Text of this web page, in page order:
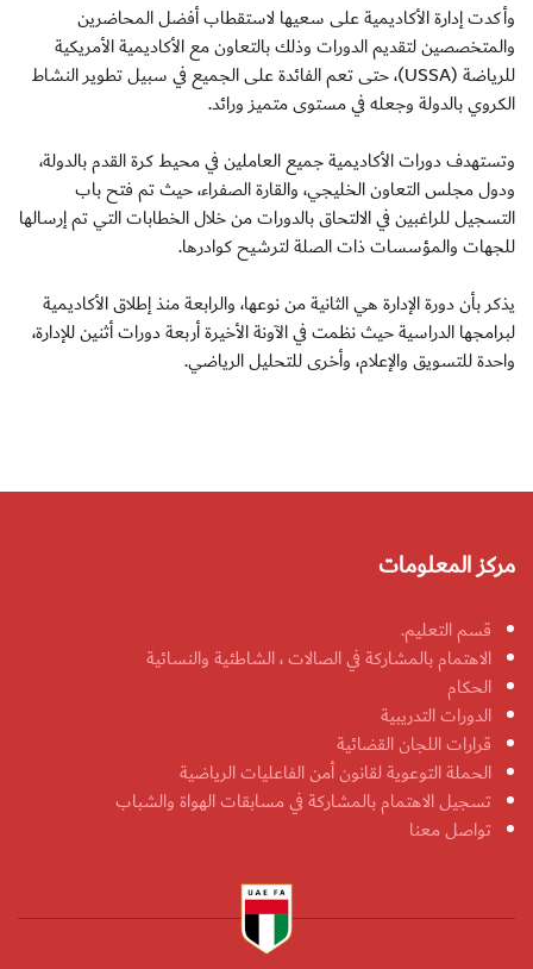
وأكدت إدارة الأكاديمية على سعيها لاستقطاب أفضل المحاضرين
والمتخصصين لتقديم الدورات وذلك بالتعاون مع الأكاديمية الأمريكية
للرياضة (USSA)، حتى تعم الفائدة على الجميع في سبيل تطوير النشاط
الكروي بالدولة وجعله في مستوى متميز ورائد.
وتستهدف دورات الأكاديمية جميع العاملين في محيط كرة القدم بالدولة،
ودول مجلس التعاون الخليجي، والقارة الصفراء، حيث تم فتح باب
التسجيل للراغبين في الالتحاق بالدورات من خلال الخطابات التي تم إرسالها
للجهات والمؤسسات ذات الصلة لترشيح كوادرها.
يذكر بأن دورة الإدارة هي الثانية من نوعها، والرابعة منذ إطلاق الأكاديمية
لبرامجها الدراسية حيث نظمت في الآونة الأخيرة أربعة دورات أثنين للإدارة،
واحدة للتسويق والإعلام، وأخرى للتحليل الرياضي.
مركز المعلومات
قسم التعليم.
الاهتمام بالمشاركة في الصالات ، الشاطئية والنسائية
الحكام
الدورات التدريبية
قرارات اللجان القضائية
الحملة التوعوية لقانون أمن الفاعليات الرياضية
تسجيل الاهتمام بالمشاركة في مسابقات الهواة والشباب
تواصل معنا